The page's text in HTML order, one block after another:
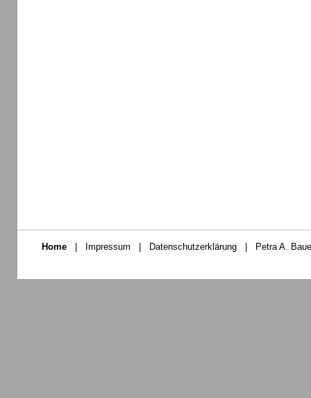
Home | Impressum | Datenschutzerklärung | Petra A.